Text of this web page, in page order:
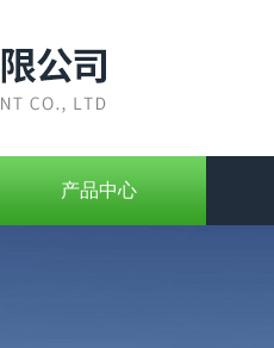
产品中心